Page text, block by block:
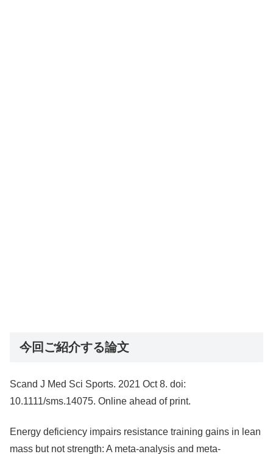
今回ご紹介する論文
Scand J Med Sci Sports. 2021 Oct 8. doi:
10.1111/sms.14075. Online ahead of print.
Energy deficiency impairs resistance training gains in lean
mass but not strength: A meta-analysis and meta-